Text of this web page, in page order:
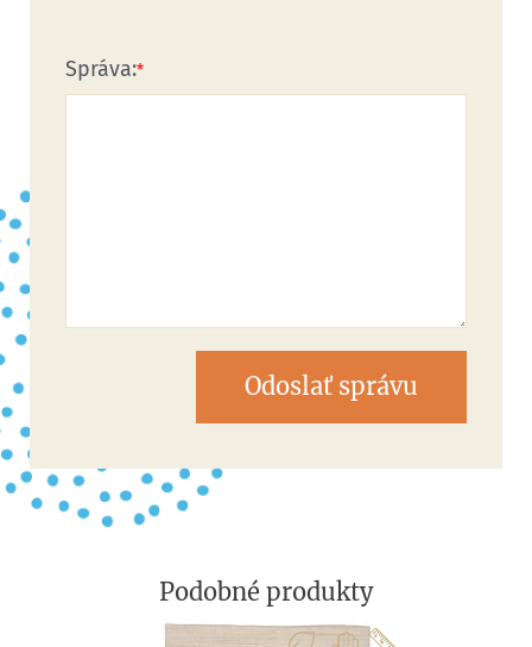
Správa:
Odoslať správu
Podobné produkty